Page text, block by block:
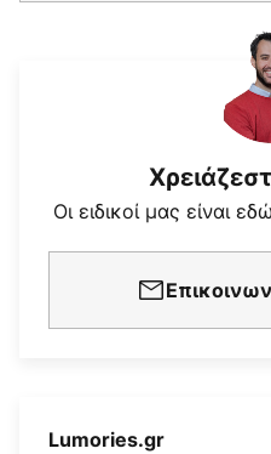
Οι ειδικοί μας είναι
Lumories.gr